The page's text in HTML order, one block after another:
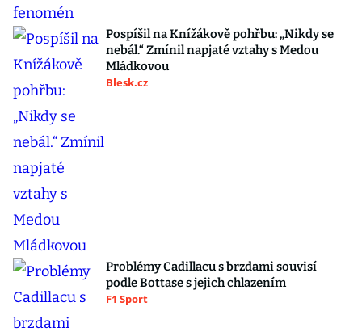
Pospíšil na Knížákově pohřbu: „Nikdy se
nebál.“ Zmínil napjaté vztahy s Medou
Mládkovou
Blesk.cz
Problémy Cadillacu s brzdami souvisí
podle Bottase s jejich chlazením
F1 Sport